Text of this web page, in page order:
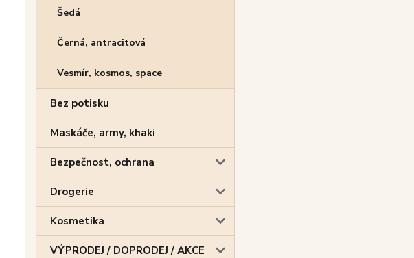
Šedá
Černá, antracitová
Vesmír, kosmos, space
Bez potisku
Maskáče, army, khaki
Bezpečnost, ochrana
Drogerie
Kosmetika
VÝPRODEJ / DOPRODEJ / AKCE